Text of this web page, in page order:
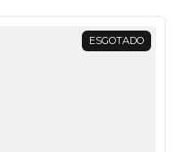
ESGOTADO